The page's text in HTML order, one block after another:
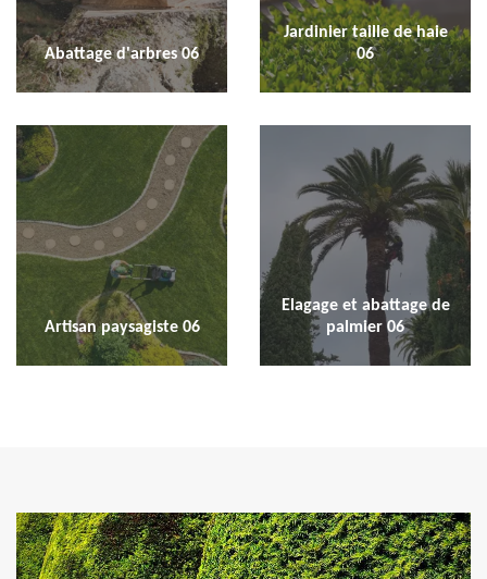
Abattage d'arbres 06
Jardinier taille de haie
06
Artisan paysagiste 06
Elagage et abattage de
palmier 06